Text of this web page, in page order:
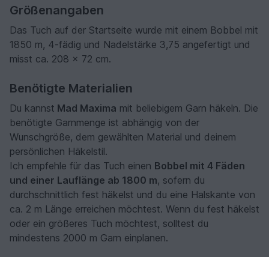
Größenangaben
Das Tuch auf der Startseite wurde mit einem Bobbel mit
1850 m, 4-fädig und Nadelstärke 3,75 angefertigt und
misst ca. 208 x 72 cm.
Benötigte Materialien
Du kannst Mad Maxima mit beliebigem Garn häkeln. Die
benötigte Garnmenge ist abhängig von der
Wunschgröße, dem gewählten Material und deinem
persönlichen Häkelstil.
Ich empfehle für das Tuch einen Bobbel mit 4 Fäden
und einer Lauflänge ab 1800 m, sofern du
durchschnittlich fest häkelst und du eine Halskante von
ca. 2 m Länge erreichen möchtest. Wenn du fest häkelst
oder ein größeres Tuch möchtest, solltest du
mindestens 2000 m Garn einplanen.